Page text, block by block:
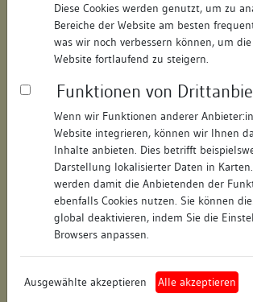
Diese Cookies werden genutzt, um zu
Bereiche der Website am besten
was wir noch verbessern können, um
Website fortlaufend zu steigern.
Funktionen von
Wenn wir Funktionen anderer
Website integrieren, können wir Ihnen
Inhalte anbieten. Dies betrifft
Darstellung lokalisierter Daten in
werden damit die Anbietenden der
ebenfalls Cookies nutzen. Sie können
global deaktivieren, indem Sie die
Browsers anpassen.
Ausgewählte akzeptieren Alle akzeptieren
Objektdaten
Straße: Bahnhofstraße
Hausnummer: 17
Postleitzahl: 74523
Stadt-Teilort: Schwäbisch
Regierungsbezirk: Stuttgart
Schwäbisch
Flurstücknummer: keine